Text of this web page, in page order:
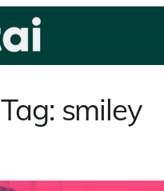
Tag: smiley